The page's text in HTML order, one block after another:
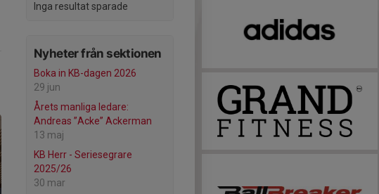
Inga resultat sparade
Nyheter från sektionen
Boka in KB-dagen 2026
29 jun
Årets manliga ledare:
Andreas ”Acke” Ackerman
13 maj
KB Herr - Seriesegrare
2025/26
30 mar